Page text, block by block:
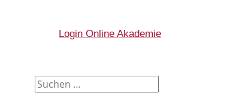
Login Online Akademie
Suchen